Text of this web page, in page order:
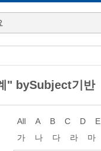
" bySubject기반
All A B C D E
가
나 다 라 마